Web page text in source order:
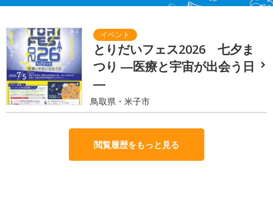
とりだいフェス2026 七夕ま
つり ―医療と宇宙が出会う日
―
鳥取県・米子市
閲覧履歴をもっと見る